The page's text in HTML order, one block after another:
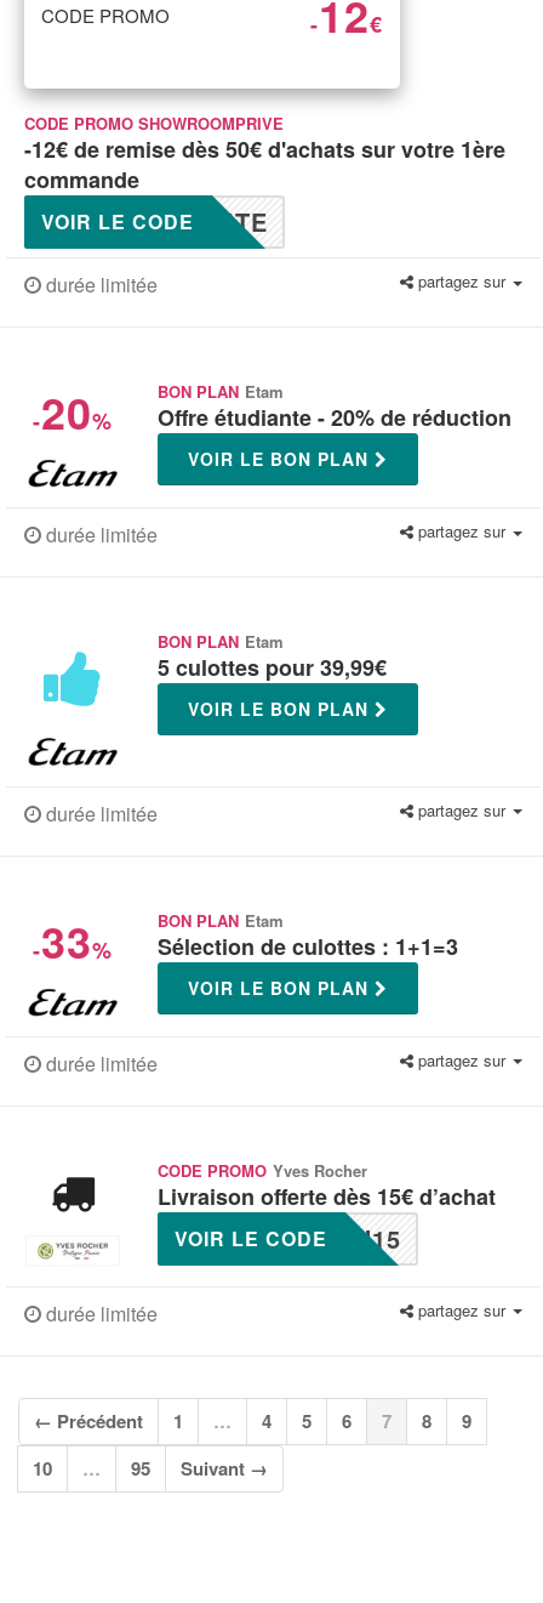
CODE PROMO -12€
CODE PROMO SHOWROOMPRIVE
-12€ de remise dès 50€ d'achats sur votre 1ère
commande
ITE
VOIR LE CODE
durée limitée partagez sur
-20%
BON PLAN Etam
Offre étudiante - 20% de réduction
VOIR LE BON PLAN
durée limitée partagez sur
BON PLAN Etam
5 culottes pour 39,99€
VOIR LE BON PLAN
durée limitée partagez sur
-33%
BON PLAN Etam
Sélection de culottes : 1+1=3
VOIR LE BON PLAN
durée limitée partagez sur
CODE PROMO Yves Rocher
Livraison offerte dès 15€ d’achat
U15
VOIR LE CODE
durée limitée partagez sur
← Précédent 1 … 4 5 6 7(current)
8
9
10
… 95 Suivant →